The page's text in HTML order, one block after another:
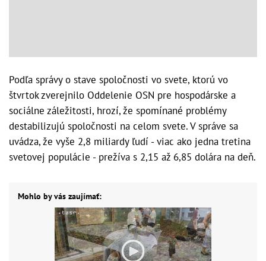
Podľa správy o stave spoločnosti vo svete, ktorú vo
štvrtok zverejnilo Oddelenie OSN pre hospodárske a
sociálne záležitosti, hrozí, že spomínané problémy
destabilizujú spoločnosti na celom svete. V správe sa
uvádza, že vyše 2,8 miliardy ľudí - viac ako jedna tretina
svetovej populácie - prežíva s 2,15 až 6,85 dolára na deň.
Mohlo by vás zaujímať: